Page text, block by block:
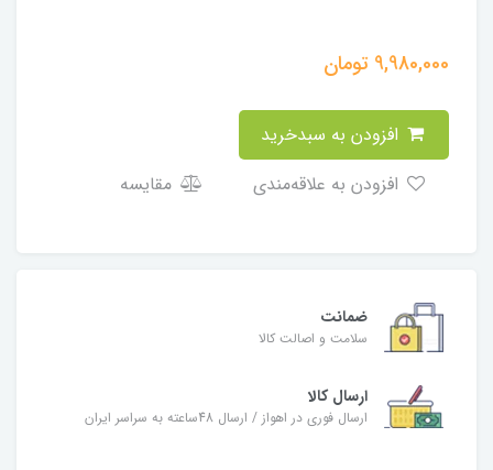
9,980,000 تومان
مقایسه
ضمانت
سلامت و اصالت کالا
ارسال کالا
ارسال فوری در اهواز / ارسال 48ساعته به سراسر ایران